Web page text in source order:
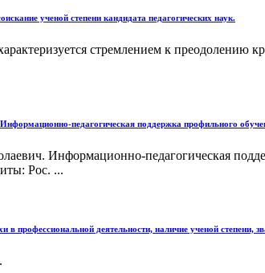
ученой степени кандидата педагогических наук.
стремлением к преодолению
педагогическая поддержка профильного
Информационно-педагогическая
Рос. ...
в профессиональной деятельности, наличие ученой степени,